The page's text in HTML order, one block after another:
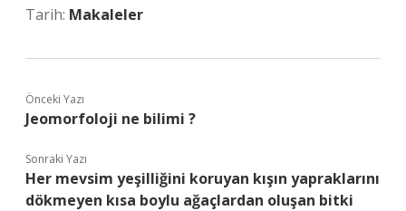
Tarih: Makaleler
Önceki Yazı
Jeomorfoloji ne bilimi ?
Sonraki Yazı
Her mevsim yeşilliğini koruyan kışın yapraklarını
dökmeyen kısa boylu ağaçlardan oluşan bitki